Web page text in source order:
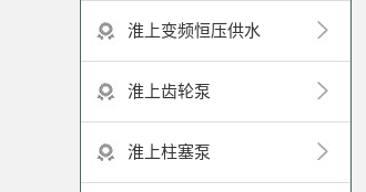
淮上变频恒压供水
淮上齿轮泵
淮上柱塞泵